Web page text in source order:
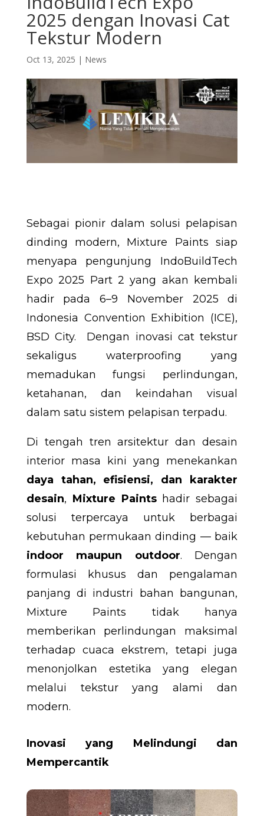
2025 dengan Inovasi Cat
Tekstur Modern
Oct 13, 2025 | News
Sebagai pionir dalam solusi pelapisan
dinding modern, Mixture Paints siap
menyapa pengunjung IndoBuildTech
Expo 2025 Part 2 yang akan kembali
hadir pada 6–9 November 2025 di
Indonesia Convention Exhibition (ICE),
BSD City. Dengan inovasi cat tekstur
sekaligus waterproofing yang
memadukan fungsi perlindungan,
ketahanan, dan keindahan visual
dalam satu sistem pelapisan terpadu.
Di tengah tren arsitektur dan desain
interior masa kini yang menekankan
daya tahan, efisiensi, dan karakter
desain, Mixture Paintshadir sebagai
solusi terpercaya untuk berbagai
kebutuhan permukaan dinding — baik
indoor maupun outdoor. Dengan
formulasi khusus dan pengalaman
panjang di industri bahan bangunan,
Mixture Paints tidak hanya
memberikan perlindungan maksimal
terhadap cuaca ekstrem, tetapi juga
menonjolkan estetika yang elegan
melalui tekstur yang alami dan
modern.
Inovasi yang Melindungi dan
Mempercantik